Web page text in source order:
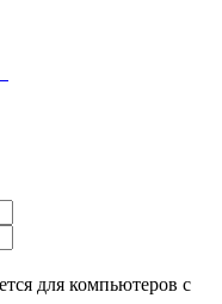
для компьютеров с